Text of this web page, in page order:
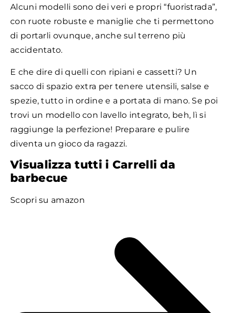
Alcuni modelli sono dei veri e propri “fuoristrada”,
con ruote robuste e maniglie che ti permettono
di portarli ovunque, anche sul terreno più
accidentato.
E che dire di quelli con ripiani e cassetti? Un
sacco di spazio extra per tenere utensili, salse e
spezie, tutto in ordine e a portata di mano. Se poi
trovi un modello con lavello integrato, beh, lì si
raggiunge la perfezione! Preparare e pulire
diventa un gioco da ragazzi.
Visualizza tutti i Carrelli da
barbecue
Scopri su amazon